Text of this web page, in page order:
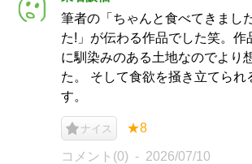
筆者の「ちゃんと食べてきまし
た!」が伝わる作品でした笑。作
に馴染みのある土地なのでより
た。 そして食欲を掻き立てられ
す。
ナイス ★8
コメント(0) 2026/07/10